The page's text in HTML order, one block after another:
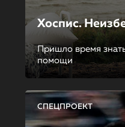
Хоспис.
Пришло время
помощи
СПЕЦПРОЕКТ